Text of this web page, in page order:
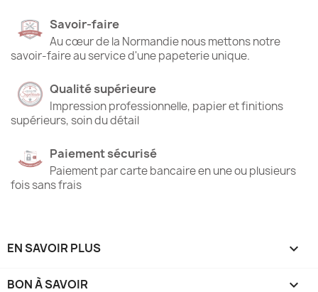
Savoir-faire
Au cœur de la Normandie nous mettons notre
savoir-faire au service d'une papeterie unique.
Qualité supérieure
Impression professionnelle, papier et finitions
supérieurs, soin du détail
Paiement sécurisé
Paiement par carte bancaire en une ou plusieurs
fois sans frais
EN SAVOIR PLUS 
BON À SAVOIR 